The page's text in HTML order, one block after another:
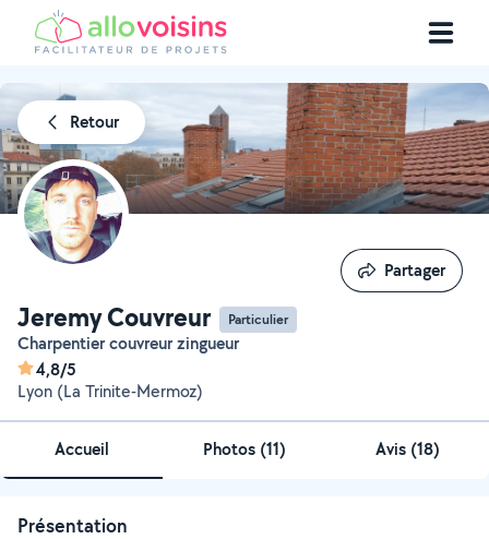
Retour
Jeremy Couvreur Particulier
Charpentier couvreur zingueur
4,8/5
Lyon (La Trinite-Mermoz)
Partager
Partager
Accueil Photos (11) Avis (18)
Présentation